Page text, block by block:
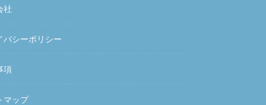
社
バシーポリシー
項
マップ